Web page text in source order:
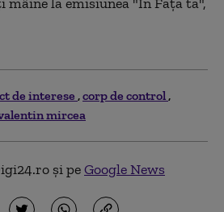
la emisiunea "În Faţa ta",
de interese corp de control
mircea
și peGoogle News